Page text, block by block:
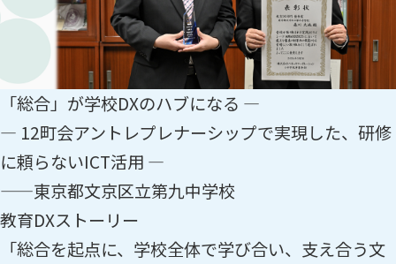
「総合」が学校DXのハブになる ―
― 12町会アントレプレナーシップで実現した、研修
に頼らないICT活用 ―
——東京都文京区立第九中学校
教育DXストーリー
「総合を起点に、学校全体で学び合い、支え合う文